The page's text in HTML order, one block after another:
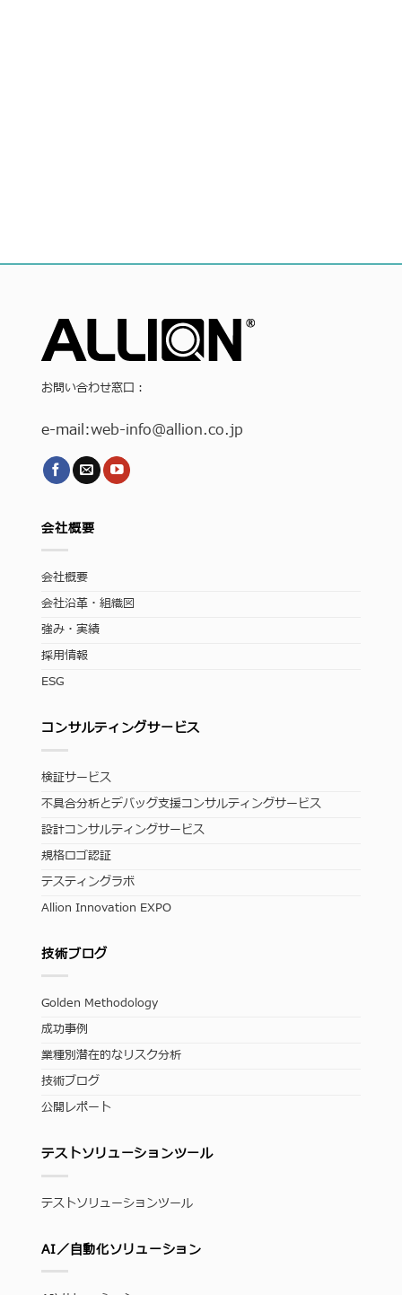
お問い合わせ窓口：
e-mail:web-info@allion.co.jp
会社概要
会社概要
会社沿革・組織図
強み・実績
採用情報
ESG
コンサルティングサービス
検証サービス
不具合分析とデバッグ支援コンサルティングサービス
設計コンサルティングサービス
規格ロゴ認証
テスティングラボ
Allion Innovation EXPO
技術ブログ
Golden Methodology
成功事例
業種別潜在的なリスク分析
技術ブログ
公開レポート
テストソリューションツール
テストソリューションツール
AI／自動化ソリューション